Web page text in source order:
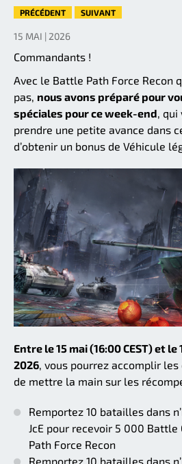
PRÉCÉDENT SUIVANT
15 MAI | 2026
Commandants !
Avec le Battle Path Force Recon
pas, nous avons préparé pour
spéciales pour ce week-end, qui
prendre une petite avance dans
d’obtenir un bonus de Véhicule
Entre le 15 mai (16:00 CEST) et le
2026 , vous pourrez accomplir
de mettre la main sur les
Remportez 10 batailles dans
JcE pour recevoir 5 000
Path Force Recon
Remportez 10 batailles dans